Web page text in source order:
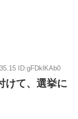
ID:gFDklKAb0
けて、選挙に